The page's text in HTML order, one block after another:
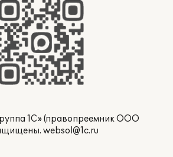
1С» (правопреемник ООО
websol@1c.ru